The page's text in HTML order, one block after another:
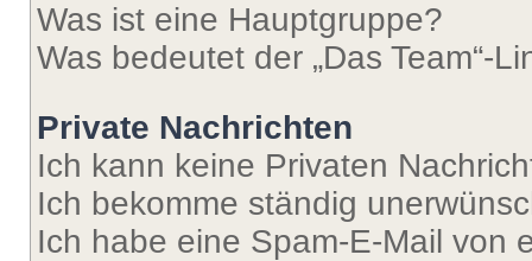
Was ist eine Hauptgruppe?
Was bedeutet der „Das Team“-
Private Nachrichten
Ich kann keine Privaten
Ich bekomme ständig
Ich habe eine Spam-E-Mail von